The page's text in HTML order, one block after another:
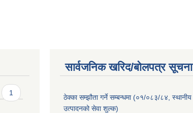
1
सार्वजनिक खरिद/बोलपत्र सूचना
ठेक्का सम्झौता गर्ने सम्बन्धमा (०१/०८३/८४, स्थानीय
उत्पादनको सेवा शुल्क)